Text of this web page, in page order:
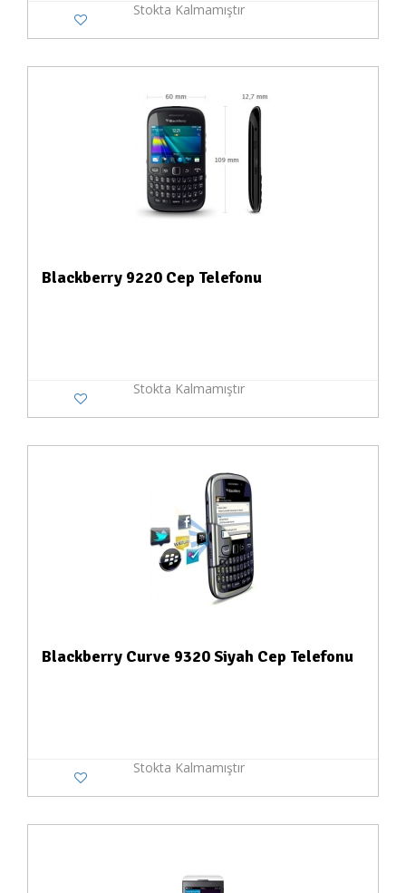
Stokta Kalmamıştır
Blackberry 9220 Cep Telefonu
Stokta Kalmamıştır
Blackberry Curve 9320 Siyah Cep Telefonu
Stokta Kalmamıştır